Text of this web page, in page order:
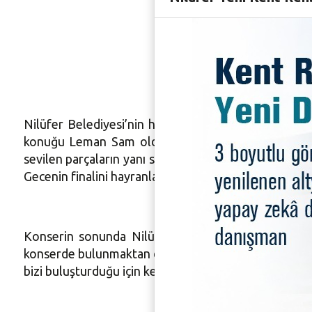
Nilüfer Belediyesi’nin her ay düzenlediği “Nida
konuğu Leman Sam oldu. Bursa Akademik
sevilen parçaların yanı sıra Nida Ateş’le birlikte
Gecenin finalini hayranlarıyla birlikte seslendirdiği
Konserin sonunda Nilüfer Belediye Meclisi Üyesi
konserde bulunmaktan dolayı mutlu olduğunu ifade
bizi buluşturduğu için kendisine teşekkür ediyorum”